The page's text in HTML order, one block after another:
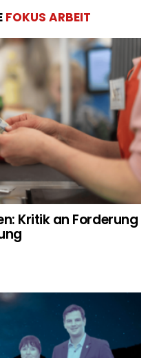
FOKUS ARBEIT
Kritik an Forderung